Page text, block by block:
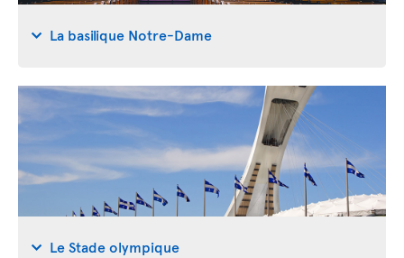
La basilique Notre-Dame
Le Stade olympique